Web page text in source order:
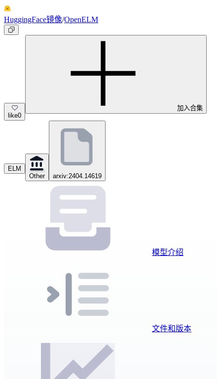
HuggingFace镜像/OpenELM
like0
加入合集
ELM
Other
arxiv:2404.14619
模型介绍
文件和版本